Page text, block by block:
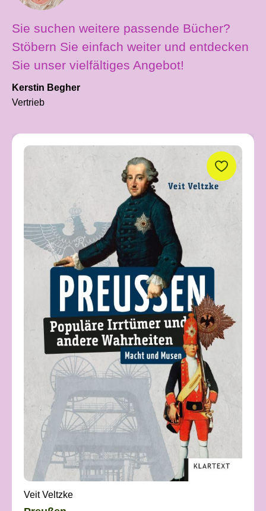
Sie suchen weitere passende Bücher?
Stöbern Sie einfach weiter und entdecken
Sie unser vielfältiges Angebot!
Kerstin Begher
Vertrieb
Produktgalerie überspringen
Veit Veltzke